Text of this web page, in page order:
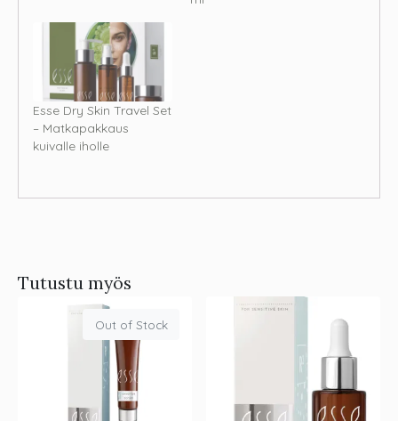
Esse Dry Skin Travel Set
– Matkapakkaus
kuivalle iholle
Tutustu myös
Out of Stock